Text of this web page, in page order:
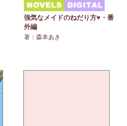
強気なメイドのねだり方♥・番
外編
著：森本あき